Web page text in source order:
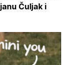
Čuljak i